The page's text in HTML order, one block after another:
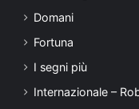
Domani
Fortuna
I segni più
Internazionale –